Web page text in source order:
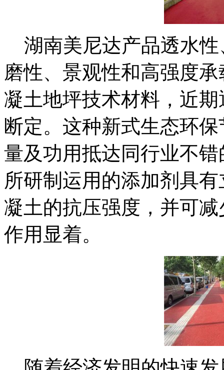
湖南美尼达产品透水性
磨性、景观性和高强度
凝土地坪技术材料，近
断定。这种新式生态环
量及功用抵达同行业不
所研制运用的添加剂具
凝土的抗压强度，并可
作用显着。